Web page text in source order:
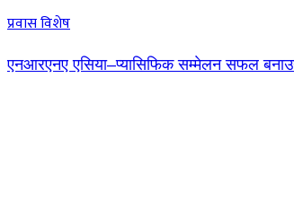
प्रवास विशेष
एनआरएनए एसिया–प्यासिफिक सम्मेलन सफल